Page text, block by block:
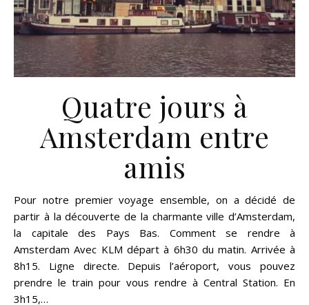
Quatre jours à
Amsterdam entre
amis
Pour notre premier voyage ensemble, on a décidé de
partir à la découverte de la charmante ville d’Amsterdam,
la capitale des Pays Bas. Comment se rendre à
Amsterdam Avec KLM départ à 6h30 du matin. Arrivée à
8h15. Ligne directe. Depuis l’aéroport, vous pouvez
prendre le train pour vous rendre à Central Station. En
3h15,…